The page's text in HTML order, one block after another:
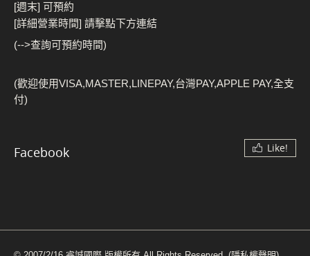
[週末] 可預約
[詳細營業時間] 請擊點下方連結
(-->查詢可預約時間)
(歡迎使用VISA,MASTER,LINEPAY,台灣PAY,APPLE PAY,全支
付)
Facebook Like!